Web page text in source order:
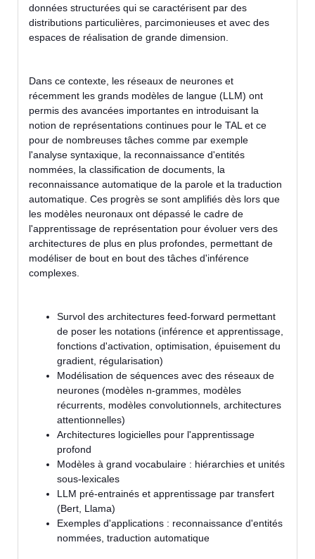
données structurées qui se caractérisent par des
distributions particulières, parcimonieuses et avec des
espaces de réalisation de grande dimension.
Dans ce contexte, les réseaux de neurones et
récemment les grands modèles de langue (LLM) ont
permis des avancées importantes en introduisant la
notion de représentations continues pour le TAL et ce
pour de nombreuses tâches comme par exemple
l'analyse syntaxique, la reconnaissance d'entités
nommées, la classification de documents, la
reconnaissance automatique de la parole et la traduction
automatique. Ces progrès se sont amplifiés dès lors que
les modèles neuronaux ont dépassé le cadre de
l'apprentissage de représentation pour évoluer vers des
architectures de plus en plus profondes, permettant de
modéliser de bout en bout des tâches d'inférence
complexes.
Survol des architectures feed-forward permettant
de poser les notations (inférence et apprentissage,
fonctions d'activation, optimisation, épuisement du
gradient, régularisation)
Modélisation de séquences avec des réseaux de
neurones (modèles n-grammes, modèles
récurrents, modèles convolutionnels, architectures
attentionnelles)
Architectures logicielles pour l'apprentissage
profond
Modèles à grand vocabulaire : hiérarchies et unités
sous-lexicales
LLM pré-entrainés et apprentissage par transfert
(Bert, Llama)
Exemples d'applications : reconnaissance d'entités
nommées, traduction automatique